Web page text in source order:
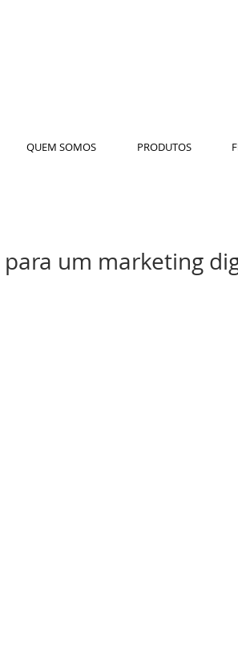
QUEM SOMOS PRODUTOS
para um marketing